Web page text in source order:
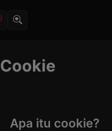
Cookie
Apa itu cookie?